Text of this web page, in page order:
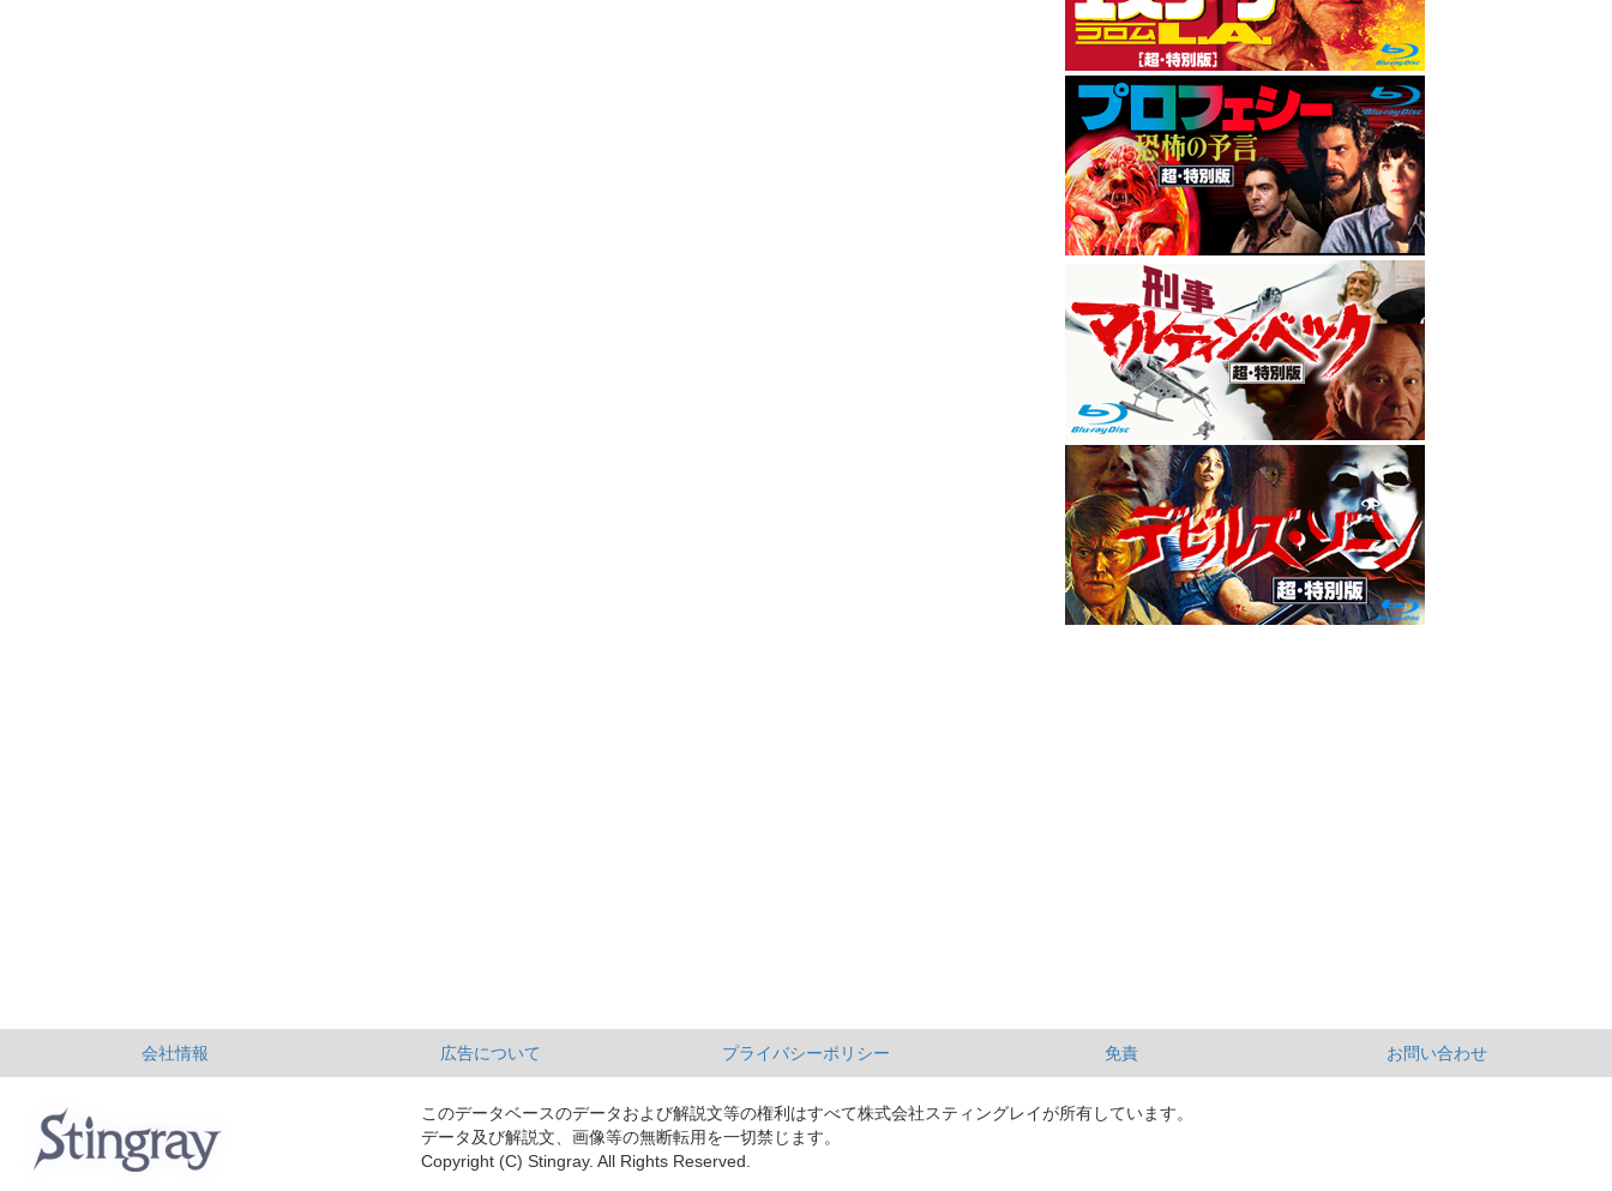
会社情報 広告について プライバシーポリシー 免責 お問い合わせ
このデータベースのデータおよび解説文等の権利はすべて株式会社スティングレイが所有しています。
データ及び解説文、画像等の無断転用を一切禁じます。
Copyright (C) Stingray. All Rights Reserved.